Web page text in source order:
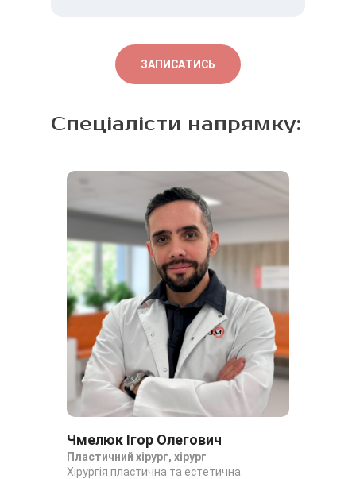
ЗАПИСАТИСЬ
Спеціалісти напрямку:
Чмелюк Ігор Олегович
Пластичний хірург, хірург
Хірургія пластична та естетична